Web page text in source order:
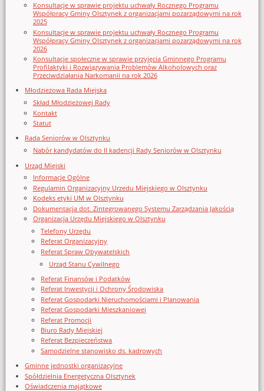
Konsultacje w sprawie projektu uchwały Rocznego Programu
Współpracy Gminy Olsztynek z organizacjami pozarządowymi na rok
2025
Konsultacje w sprawie projektu uchwały Rocznego Programu
Współpracy Gminy Olsztynek z organizacjami pozarządowymi na rok
2026
Konsultacje społeczne w sprawie przyjęcia Gminnego Programu
Profilaktyki i Rozwiązywania Problemów Alkoholowych oraz
Przeciwdziałania Narkomanii na rok 2026
Młodzieżowa Rada Miejska
Skład Młodzieżowej Rady
Kontakt
Statut
Rada Seniorów w Olsztynku
Nabór kandydatów do II kadencji Rady Seniorów w Olsztynku
Urząd Miejski
Informacje Ogólne
Regulamin Organizacyjny Urzedu Miejskiego w Olsztynku
Kodeks etyki UM w Olsztynku
Dokumentacja dot. Zintegrowanego Systemu Zarządzania Jakością
Organizacja Urzędu Miejskiego w Olsztynku
Telefony Urzędu
Referat Organizacyjny
Referat Spraw Obywatelskich
Urząd Stanu Cywilnego
Referat Finansów i Podatków
Referat Inwestycji i Ochrony Środowiska
Referat Gospodarki Nieruchomościami i Planowania
Referat Gospodarki Mieszkaniowej
Referat Promocji
Biuro Rady Miejskiej
Referat Bezpieczeństwa
Samodzielne stanowisko ds. kadrowych
Gminne jednostki organizacyjne
Spółdzielnia Energetyczna Olsztynek
Oświadczenia majątkowe